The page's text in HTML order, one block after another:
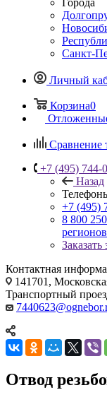
Города
Санкт-
Личный
Корзина0
Сравнение
+7 (495) 744-
Назад
+7 (495)
8 800
Заказать
Контактная
141701,
Транспортный
Отвод